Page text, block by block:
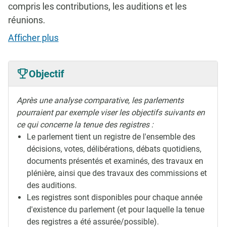
compris les contributions, les auditions et les
réunions.
Afficher plus
Objectif
Après une analyse comparative, les parlements
pourraient par exemple viser les objectifs suivants en
ce qui concerne la tenue des registres :
Le parlement tient un registre de l'ensemble des
décisions, votes, délibérations, débats quotidiens,
documents présentés et examinés, des travaux en
plénière, ainsi que des travaux des commissions et
des auditions.
Les registres sont disponibles pour chaque année
d'existence du parlement (et pour laquelle la tenue
des registres a été assurée/possible).